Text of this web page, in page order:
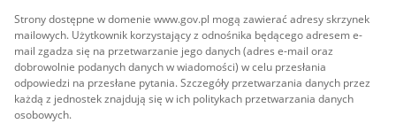
Strony dostępne w domenie www.gov.pl mogą zawierać adresy skrzynek
mailowych. Użytkownik korzystający z odnośnika będącego adresem e-
mail zgadza się na przetwarzanie jego danych (adres e-mail oraz
dobrowolnie podanych danych w wiadomości) w celu przesłania
odpowiedzi na przesłane pytania. Szczegóły przetwarzania danych przez
każdą z jednostek znajdują się w ich politykach przetwarzania danych
osobowych.